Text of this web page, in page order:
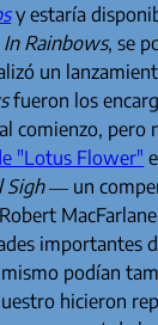
y estaría
In Rainbows, se
un
fueron los
comienzo,
"Lotus Flower"
Sigh— un
importantes
podían
hicieron